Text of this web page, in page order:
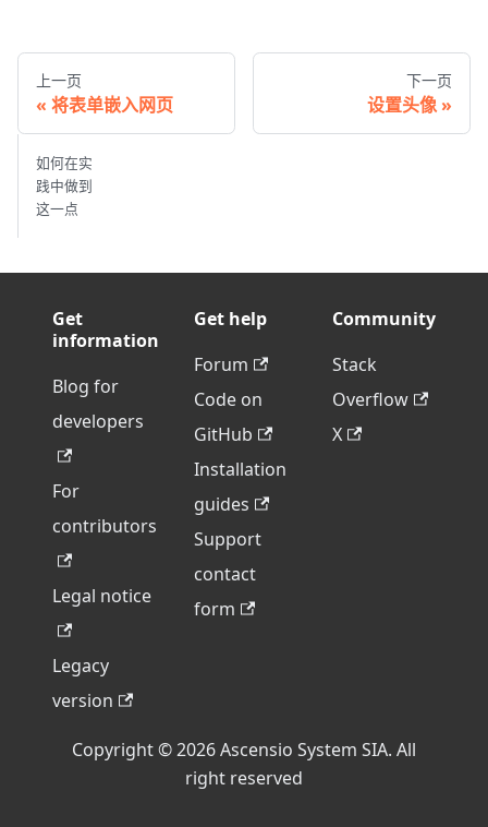
上一页
将表单嵌入网页
下一页
设置头像
如何在实
践中做到
这一点
Get
information
Blog for
developers
For
contributors
Legal notice
Legacy
version
Get help
Forum
Code on
GitHub
Installation
guides
Support
contact
form
Community
Stack
Overflow
X
Copyright © 2026 Ascensio System SIA. All
right reserved